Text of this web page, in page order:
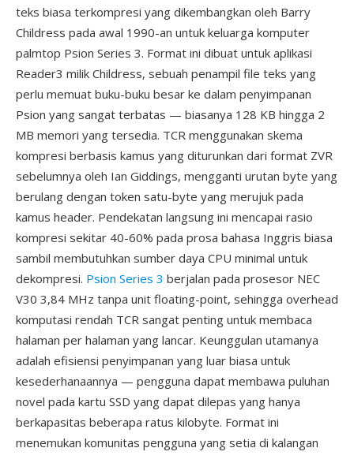
teks biasa terkompresi yang dikembangkan oleh Barry
Childress pada awal 1990-an untuk keluarga komputer
palmtop Psion Series 3. Format ini dibuat untuk aplikasi
Reader3 milik Childress, sebuah penampil file teks yang
perlu memuat buku-buku besar ke dalam penyimpanan
Psion yang sangat terbatas — biasanya 128 KB hingga 2
MB memori yang tersedia. TCR menggunakan skema
kompresi berbasis kamus yang diturunkan dari format ZVR
sebelumnya oleh Ian Giddings, mengganti urutan byte yang
berulang dengan token satu-byte yang merujuk pada
kamus header. Pendekatan langsung ini mencapai rasio
kompresi sekitar 40-60% pada prosa bahasa Inggris biasa
sambil membutuhkan sumber daya CPU minimal untuk
dekompresi. Psion Series 3 berjalan pada prosesor NEC
V30 3,84 MHz tanpa unit floating-point, sehingga overhead
komputasi rendah TCR sangat penting untuk membaca
halaman per halaman yang lancar. Keunggulan utamanya
adalah efisiensi penyimpanan yang luar biasa untuk
kesederhanaannya — pengguna dapat membawa puluhan
novel pada kartu SSD yang dapat dilepas yang hanya
berkapasitas beberapa ratus kilobyte. Format ini
menemukan komunitas pengguna yang setia di kalangan